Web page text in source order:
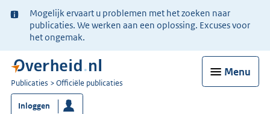
Ter
informatie:
Mogelijk ervaart u problemen met het zoeken naar
publicaties. We werken aan een oplossing. Excuses voor
het ongemak.
Menu
U
bent
nu
Publicaties Officiële publicaties
Inloggen